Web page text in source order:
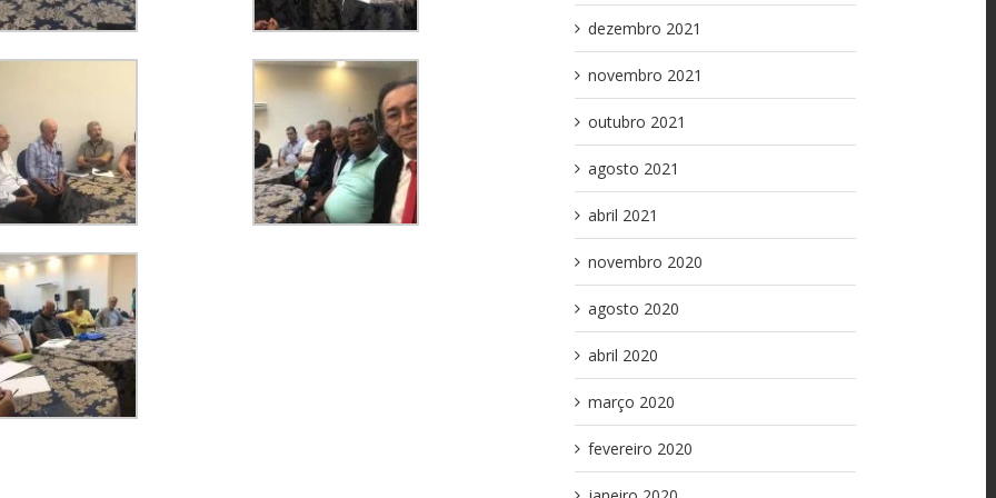
dezembro 2021
novembro 2021
outubro 2021
agosto 2021
abril 2021
novembro 2020
agosto 2020
abril 2020
março 2020
fevereiro 2020